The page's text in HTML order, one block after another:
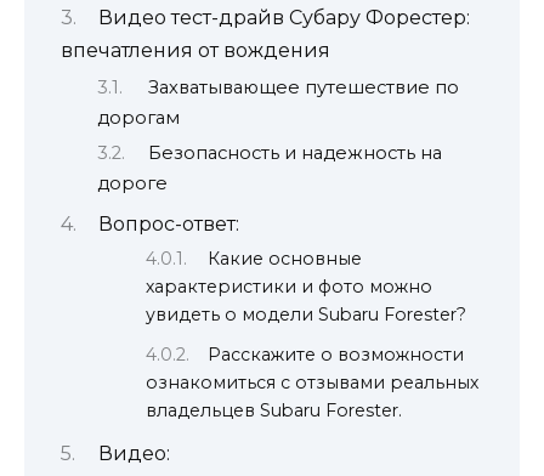
Видео тест-драйв Субару Форестер:
впечатления от вождения
Захватывающее путешествие по
дорогам
Безопасность и надежность на
дороге
Вопрос-ответ:
Какие основные
характеристики и фото можно
увидеть о модели Subaru Forester?
Расскажите о возможности
ознакомиться с отзывами реальных
владельцев Subaru Forester.
Видео: